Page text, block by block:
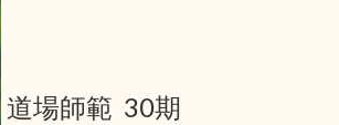
道場師範 30期